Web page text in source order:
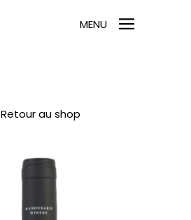
MENU
Retour au shop